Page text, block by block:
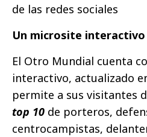
de las redes sociales
Un microsite interactivo
El Otro Mundial cuenta
interactivo, actualizado
permite a sus visitantes
top 10 de porteros,
centrocampistas,